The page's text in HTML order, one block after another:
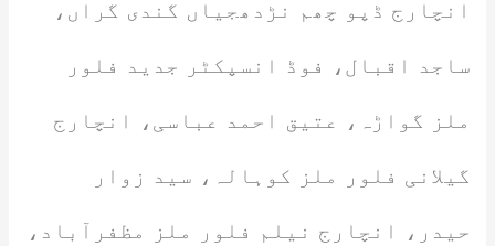
انچارج ڈپو چھم نڑدھجیاں گندی گراں،
ساجد اقبال، فوڈ انسپکٹر جدید فلور
ملز گواڑہ، عتیق احمد عباسی، انچارج
گیلانی فلور ملز کوہالہ، سید زوار
حیدر، انچارج نیلم فلور ملز مظفرآباد،